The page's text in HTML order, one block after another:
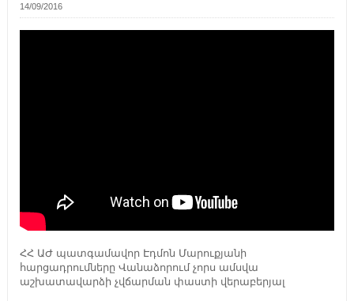
14/09/2016
ՀՀ ԱԺ պատգամավոր Էդմոն Մարուքյանի
հարցադրումները Վանաձորում չորս ամսվա
աշխատավարձի չվճարման փաստի վերաբերյալ